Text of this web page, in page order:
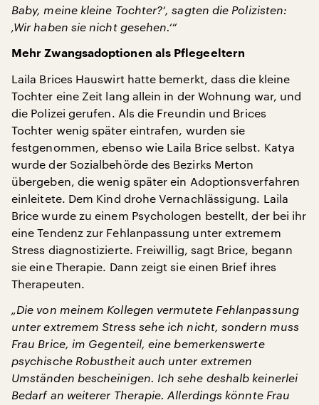
Baby, meine kleine Tochter?‘, sagten die Polizisten:
‚Wir haben sie nicht gesehen.‘“
Mehr Zwangsadoptionen als Pflegeeltern
Laila Brices Hauswirt hatte bemerkt, dass die kleine
Tochter eine Zeit lang allein in der Wohnung war, und
die Polizei gerufen. Als die Freundin und Brices
Tochter wenig später eintrafen, wurden sie
festgenommen, ebenso wie Laila Brice selbst. Katya
wurde der Sozialbehörde des Bezirks Merton
übergeben, die wenig später ein Adoptionsverfahren
einleitete. Dem Kind drohe Vernachlässigung. Laila
Brice wurde zu einem Psychologen bestellt, der bei ihr
eine Tendenz zur Fehlanpassung unter extremem
Stress diagnostizierte. Freiwillig, sagt Brice, begann
sie eine Therapie. Dann zeigt sie einen Brief ihres
Therapeuten.
„Die von meinem Kollegen vermutete Fehlanpassung
unter extremem Stress sehe ich nicht, sondern muss
Frau Brice, im Gegenteil, eine bemerkenswerte
psychische Robustheit auch unter extremen
Umständen bescheinigen. Ich sehe deshalb keinerlei
Bedarf an weiterer Therapie. Allerdings könnte Frau